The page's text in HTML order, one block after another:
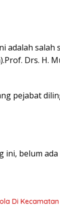
adalah salah
Drs. H.
pejabat
belum
Di